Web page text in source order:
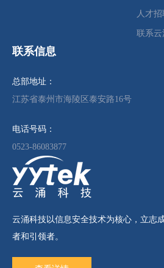
人才招
联系云
联系信息
总部地址：
江苏省泰州市海陵区泰安路16号
电话号码：
0523-86083877
云涌科技以信息安全技术为核心，立志
者和引领者。